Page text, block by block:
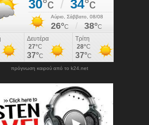
πρόγνωση καιρού από το k24.net